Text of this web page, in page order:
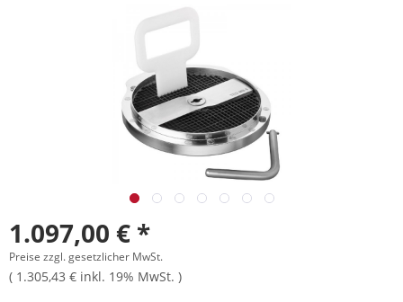
1.097,00 € *
Preise zzgl. gesetzlicher MwSt.
( 1.305,43 € inkl. 19% MwSt. )